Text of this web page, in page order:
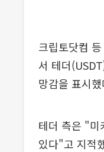
크립토닷컴
서 테더
망감을 표시
테더 측은 "미
있다"고 지적